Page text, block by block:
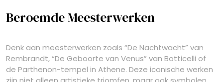
Beroemde Meesterwerken
Denk aan meesterwerken zoals “De Nachtwacht” van
Rembrandt, “De Geboorte van Venus” van Botticelli of
de Parthenon-tempel in Athene. Deze iconische werken